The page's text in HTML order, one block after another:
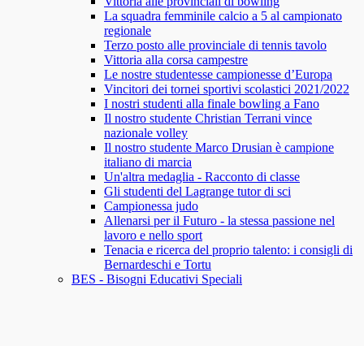
La squadra femminile calcio a 5 al campionato
regionale
Terzo posto alle provinciale di tennis tavolo
Vittoria alla corsa campestre
Le nostre studentesse campionesse d’Europa
Vincitori dei tornei sportivi scolastici 2021/2022
I nostri studenti alla finale bowling a Fano
Il nostro studente Christian Terrani vince
nazionale volley
Il nostro studente Marco Drusian è campione
italiano di marcia
Un'altra medaglia - Racconto di classe
Gli studenti del Lagrange tutor di sci
Campionessa judo
Allenarsi per il Futuro - la stessa passione nel
lavoro e nello sport
Tenacia e ricerca del proprio talento: i consigli di
Bernardeschi e Tortu
BES - Bisogni Educativi Speciali